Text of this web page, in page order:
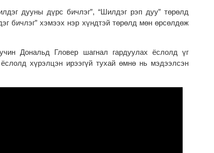
дууны дүрс бичлэг”, “Шилдэг рэп дуу” төрөлд
бичлэг” хэмээх нэр хүндтэй төрөлд мөн өрсөлдөж
Дональд Гловер шагнал гардуулах ёслолд үг
ёслолд хүрэлцэн ирээгүй тухай өмнө нь мэдээлсэн